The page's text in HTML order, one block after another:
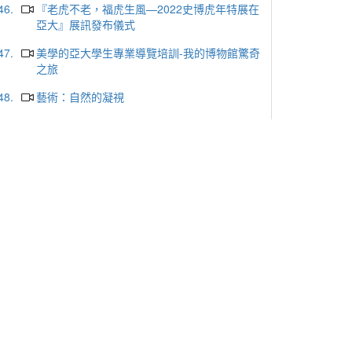
『老虎不老，福虎生風—2022史博虎年特展在
亞大』展訊發布儀式
美學的亞大學生專業導覽培訓-我的博物館驚奇
之旅
藝術：自然的凝視